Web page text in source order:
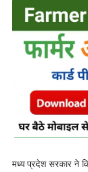
मध्य प्रदेश सरकार ने